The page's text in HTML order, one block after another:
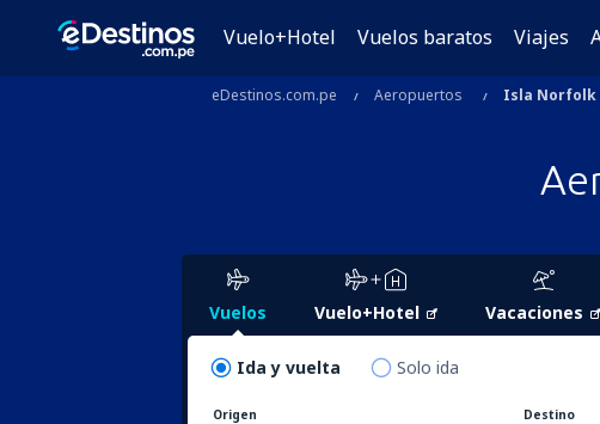
Vuelo+Hotel Vuelos baratos Viajes
eDestinos.com.pe Aeropuertos Isla Norfolk
Vuelos Vuelo+Hotel Vacaciones
Ida y vuelta Solo ida
Origen Destino